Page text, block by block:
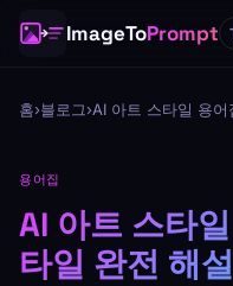
ImageToPrompt
홈›블로그›AI 아트 스타일 용어
용어집
AI 아트 스타
타일 완전 해설